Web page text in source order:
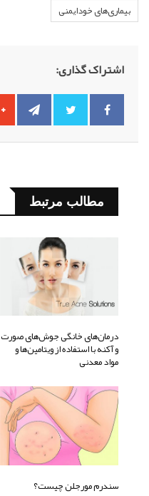
بیماری‌های خودایمنی
اشتراک گذاری:
مطالب مرتبط
درمان‌های خانگی جوش‌های صورت
و آکنه با استفاده از ویتامین‌ها و
مواد معدنی
سندرم مورجلن چیست؟